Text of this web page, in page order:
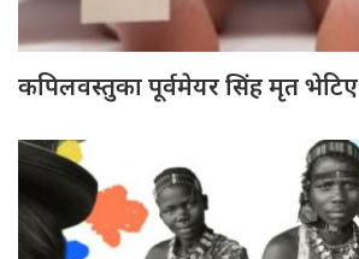
कपिलवस्तुका पूर्वमेयर सिंह मृत भेटिए